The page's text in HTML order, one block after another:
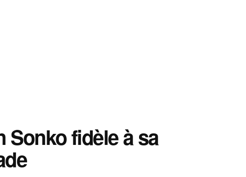
Sonko fidèle à sa